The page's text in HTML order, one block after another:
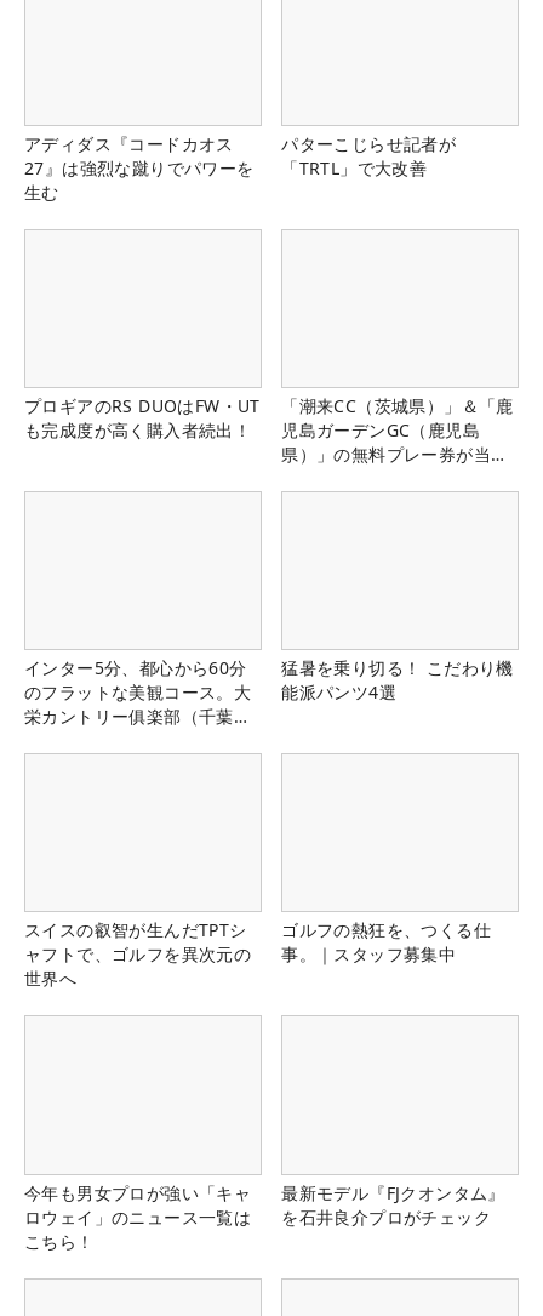
アディダス『コードカオス
27』は強烈な蹴りでパワーを
生む
パターこじらせ記者が
「TRTL」で大改善
プロギアのRS DUOはFW・UT
も完成度が高く購入者続出！
「潮来CC（茨城県）」＆「鹿
児島ガーデンGC（鹿児島
県）」の無料プレー券が当た
インター5分、都心から60分
のフラットな美観コース。大
栄カントリー俱楽部（千葉
猛暑を乗り切る！ こだわり機
能派パンツ4選
スイスの叡智が生んだTPTシ
ャフトで、ゴルフを異次元の
世界へ
ゴルフの熱狂を、つくる仕
事。｜スタッフ募集中
今年も男女プロが強い「キャ
ロウェイ」のニュース一覧は
こちら！
最新モデル『FJクオンタム』
を石井良介プロがチェック